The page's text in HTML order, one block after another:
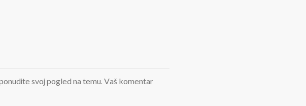
svoj pogled na temu. Vaš komentar